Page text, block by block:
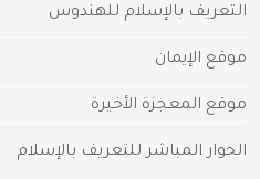
التعريف بالإسلام للهندوس
موقع الإيمان
موقع المعجزة الأخيرة
الحوار المباشر للتعريف بالإسلام